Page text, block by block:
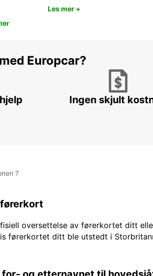
Les mer +
Europcar?
Ingen skjult
?
oversettelse av førerkortet ditt
førerkortet ditt ble utstedt i